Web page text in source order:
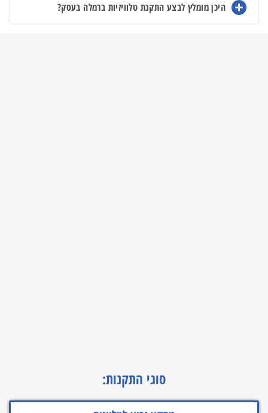
היכן מומלץ לבצע התקנת טלוויזיות ברמלה בעסק?
סוגי התקנות: